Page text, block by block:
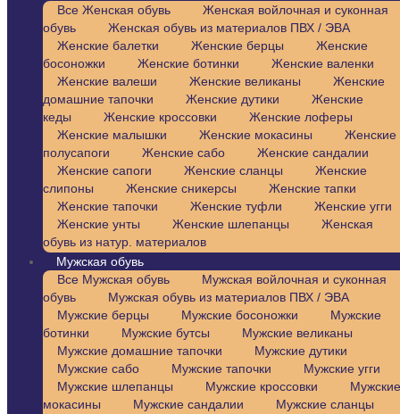
Все Женская обувь
Женская войлочная и суконная
обувь
Женская обувь из материалов ПВХ / ЭВА
Женские балетки
Женские берцы
Женские
босоножки
Женские ботинки
Женские валенки
Женские валеши
Женские великаны
Женские
домашние тапочки
Женские дутики
Женские
кеды
Женские кроссовки
Женские лоферы
Женские малышки
Женские мокасины
Женские
полусапоги
Женские сабо
Женские сандалии
Женские сапоги
Женские сланцы
Женские
слипоны
Женские сникерсы
Женские тапки
Женские тапочки
Женские туфли
Женские угги
Женские унты
Женские шлепанцы
Женская
обувь из натур. материалов
Мужская обувь
Все Мужская обувь
Мужская войлочная и суконная
обувь
Мужская обувь из материалов ПВХ / ЭВА
Мужские берцы
Мужские босоножки
Мужские
ботинки
Мужские бутсы
Мужские великаны
Мужские домашние тапочки
Мужские дутики
Мужские сабо
Мужские тапочки
Мужские угги
Мужские шлепанцы
Мужские кроссовки
Мужские
мокасины
Мужские сандалии
Мужские сланцы